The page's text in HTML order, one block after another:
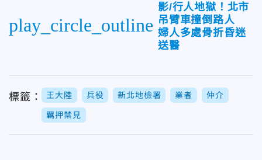
play_circle_outline
影/行人地獄！北市
吊臂車撞倒路人
婦人多處骨折昏迷
送醫
標籤： 王大陸 兵役 新北地檢署 業者 仲介
羈押禁見